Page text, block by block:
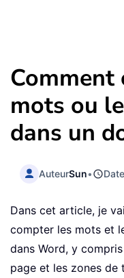
Comment
mots ou
dans un
AuteurSun•
Dans cet article, je
compter les mots et
dans Word, y
page et les zones de